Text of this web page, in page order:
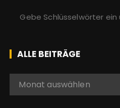
h
e
n
c
ALLE BEITRÄGE
Monat auswählen